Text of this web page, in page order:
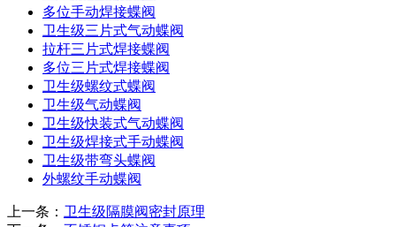
多位手动焊接蝶阀
卫生级三片式气动蝶阀
拉杆三片式焊接蝶阀
多位三片式焊接蝶阀
卫生级螺纹式蝶阀
卫生级气动蝶阀
卫生级快装式气动蝶阀
卫生级焊接式手动蝶阀
卫生级带弯头蝶阀
外螺纹手动蝶阀
上一条： 卫生级隔膜阀密封原理